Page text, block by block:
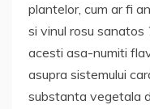
plantelor, cum ar fi
si vinul rosu sanatos
acesti asa-numiti
asupra sistemului
substanta vegetala